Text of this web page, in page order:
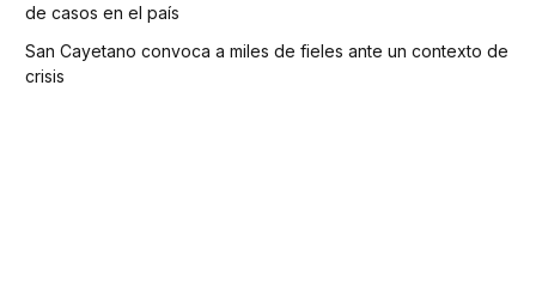
de casos en el país
San Cayetano convoca a miles de fieles ante un contexto de
crisis